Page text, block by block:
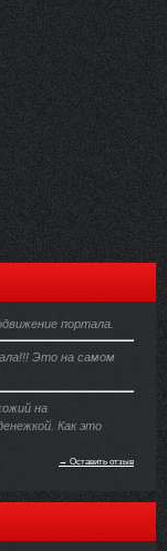
портала.
Это на самом
на
Как это
→ Оставить отзыв